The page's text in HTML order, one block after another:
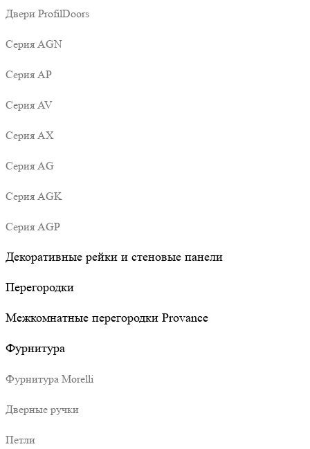
Двери ProfilDoors
Серия AGN
Серия AP
Серия AV
Серия AX
Серия AG
Серия AGK
Серия AGP
Декоративные рейки и стеновые панели
Перегородки
Межкомнатные перегородки Provance
Фурнитура
Фурнитура Morelli
Дверные ручки
Петли